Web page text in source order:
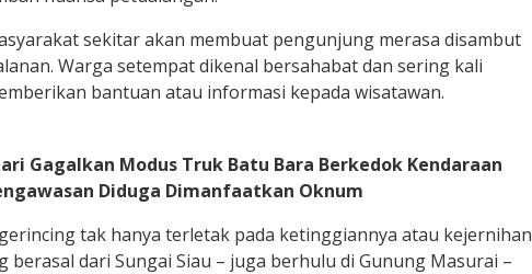
sekitar akan membuat pengunjung merasa disambut
Warga setempat dikenal bersahabat dan sering kali
bantuan atau informasi kepada wisatawan.
Gagalkan Modus Truk Batu Bara Berkedok Kendaraan
Diduga Dimanfaatkan Oknum
tak hanya terletak pada ketinggiannya atau kejernihan
berasal dari Sungai Siau – juga berhulu di Gunung Masurai –